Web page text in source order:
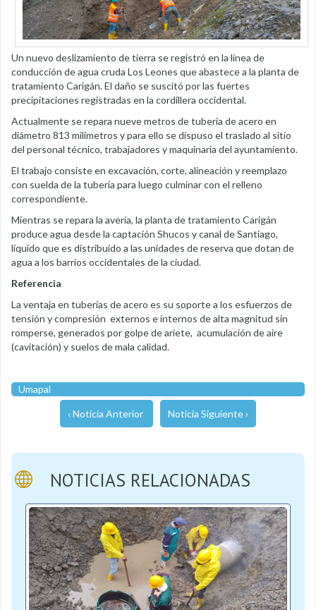
Un nuevo deslizamiento de tierra se registró en la línea de
conducción de agua cruda Los Leones que abastece a la planta de
tratamiento Carigán. El daño se suscitó por las fuertes
precipitaciones registradas en la cordillera occidental.
Actualmente se repara nueve metros de tubería de acero en
diámetro 813 milímetros y para ello se dispuso el traslado al sitio
del personal técnico, trabajadores y maquinaria del ayuntamiento.
El trabajo consiste en excavación, corte, alineación y reemplazo
con suelda de la tubería para luego culminar con el relleno
correspondiente.
Mientras se repara la avería, la planta de tratamiento Carigán
produce agua desde la captación Shucos y canal de Santiago,
líquido que es distribuido a las unidades de reserva que dotan de
agua a los barrios occidentales de la ciudad.
Referencia
La ventaja en tuberías de acero es su soporte a los esfuerzos de
tensión y compresión externos e internos de alta magnitud sin
romperse, generados por golpe de ariete, acumulación de aire
(cavitación) y suelos de mala calidad.
Umapal
‹ Noticia Anterior Noticia Siguiente ›
NOTICIAS RELACIONADAS